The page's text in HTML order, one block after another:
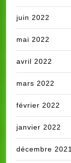
juin 2022
mai 2022
avril 2022
mars 2022
février 2022
janvier 2022
décembre 2021